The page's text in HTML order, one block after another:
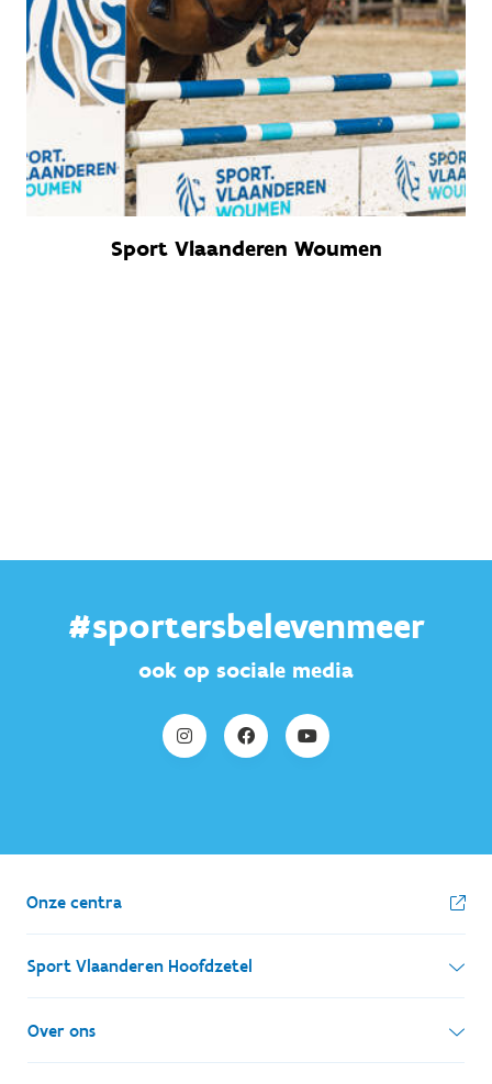
Sport Vlaanderen Woumen
#sportersbelevenmeer
ook op sociale media
Onze centra
Sport Vlaanderen Hoofdzetel
Simon Bolivarlaan 17
1000 Brussel
Over ons